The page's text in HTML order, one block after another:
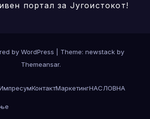
портал за Југоистокот!
by WordPress
Theme: newstack by
Themeansar.
КонтактМаркетингНАСЛОВНА